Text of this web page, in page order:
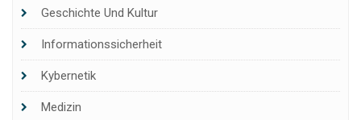
Geschichte Und Kultur
Informationssicherheit
Kybernetik
Medizin